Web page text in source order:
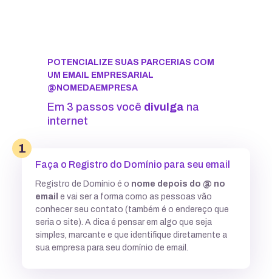
POTENCIALIZE SUAS PARCERIAS COM
UM EMAIL EMPRESARIAL
@NOMEDAEMPRESA
Em 3 passos você divulga na
internet
1
Faça o Registro do Domínio para seu email
Registro de Domínio é o nome depois do @ no
email e vai ser a forma como as pessoas vão
conhecer seu contato (também é o endereço que
seria o site). A dica é pensar em algo que seja
simples, marcante e que identifique diretamente a
sua empresa para seu domínio de email.